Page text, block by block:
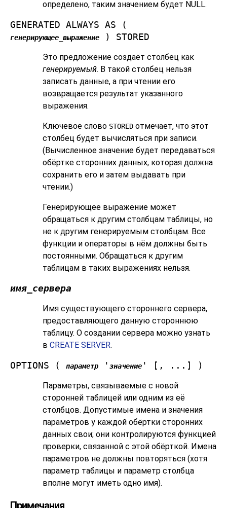
определено, таким значением будет NULL.
GENERATED ALWAYS AS (
генерирующее_выражение ) STORED
Это предложение создаёт столбец как
генерируемый. В такой столбец нельзя
записать данные, а при чтении его
возвращается результат указанного
выражения.
Ключевое слово STORED отмечает, что этот
столбец будет вычисляться при записи.
(Вычисленное значение будет передаваться
обёртке сторонних данных, которая должна
сохранить его и затем выдавать при
чтении.)
Генерирующее выражение может
обращаться к другим столбцам таблицы, но
не к другим генерируемым столбцам. Все
функции и операторы в нём должны быть
постоянными. Обращаться к другим
таблицам в таких выражениях нельзя.
имя_сервера
Имя существующего стороннего сервера,
предоставляющего данную стороннюю
таблицу. О создании сервера можно узнать
в CREATE SERVER.
OPTIONS ( параметр ' значение ' [, ...] )
Параметры, связываемые с новой
сторонней таблицей или одним из её
столбцов. Допустимые имена и значения
параметров у каждой обёртки сторонних
данных свои; они контролируются функцией
проверки, связанной с этой обёрткой. Имена
параметров не должны повторяться (хотя
параметр таблицы и параметр столбца
вполне могут иметь одно имя).
Примечания